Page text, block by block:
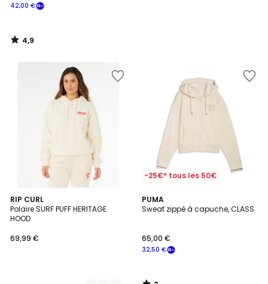
42,00 €
4,9
/
RIP CURL
Polaire SURF PUFF HERITAGE
HOOD
69,99 €
5
Couleurs
-25€* tous les 50€
PUMA
Sweat zippé à capuche, CLASS
32,50 €
65,00 €
2
/